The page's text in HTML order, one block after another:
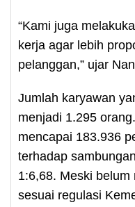
“Kami juga
kerja agar lebih
pelanggan,” ujar
Jumlah karyawan
menjadi 1.295
mencapai 183.936
terhadap
1:6,68. Meski
sesuai regulasi